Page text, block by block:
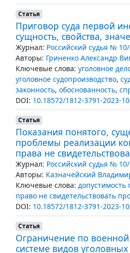
Статья
Приговор суда первой
сущность, свойства,
Журнал: Российский судья №
Авторы: Гриненко Александр
Ключевые слова: уголовное
уголовное судопроизводство,
законность, обоснованность,
DOI: 10.18572/1812-3791-2023-
Статья
Показания понятого,
проблемы реализации
права не
Журнал: Российский судья №
Авторы: Казначейский
Ключевые слова: допустимость
право не свидетельствовать
DOI: 10.18572/1812-3791-2023-
Статья
Ограничение по военной
системе видов